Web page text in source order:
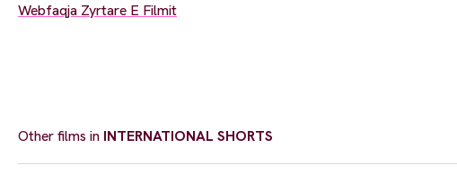
Webfaqja Zyrtare E Filmit
Other films in INTERNATIONAL SHORTS